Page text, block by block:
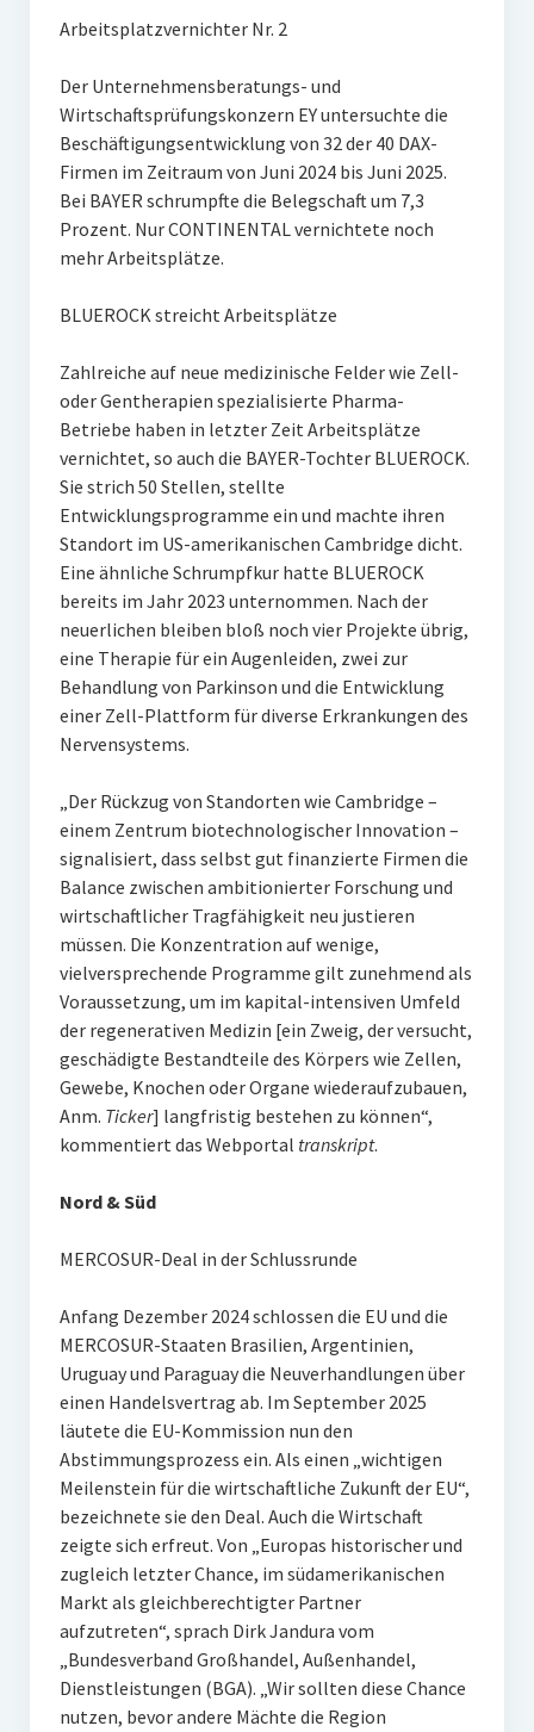
Arbeitsplatzvernichter Nr. 2
Der Unternehmensberatungs- und
Wirtschaftsprüfungskonzern EY untersuchte die
Beschäftigungsentwicklung von 32 der 40 DAX-
Firmen im Zeitraum von Juni 2024 bis Juni 2025.
Bei BAYER schrumpfte die Belegschaft um 7,3
Prozent. Nur CONTINENTAL vernichtete noch
mehr Arbeitsplätze.
BLUEROCK streicht Arbeitsplätze
Zahlreiche auf neue medizinische Felder wie Zell-
oder Gentherapien spezialisierte Pharma-
Betriebe haben in letzter Zeit Arbeitsplätze
vernichtet, so auch die BAYER-Tochter BLUEROCK.
Sie strich 50 Stellen, stellte
Entwicklungsprogramme ein und machte ihren
Standort im US-amerikanischen Cambridge dicht.
Eine ähnliche Schrumpfkur hatte BLUEROCK
bereits im Jahr 2023 unternommen. Nach der
neuerlichen bleiben bloß noch vier Projekte übrig,
eine Therapie für ein Augenleiden, zwei zur
Behandlung von Parkinson und die Entwicklung
einer Zell-Plattform für diverse Erkrankungen des
Nervensystems.
„Der Rückzug von Standorten wie Cambridge –
einem Zentrum biotechnologischer Innovation –
signalisiert, dass selbst gut finanzierte Firmen die
Balance zwischen ambitionierter Forschung und
wirtschaftlicher Tragfähigkeit neu justieren
müssen. Die Konzentration auf wenige,
vielversprechende Programme gilt zunehmend als
Voraussetzung, um im kapital-intensiven Umfeld
der regenerativen Medizin [ein Zweig, der versucht,
geschädigte Bestandteile des Körpers wie Zellen,
Gewebe, Knochen oder Organe wiederaufzubauen,
Anm. Ticker] langfristig bestehen zu können“,
kommentiert das Webportal transkript.
Nord & Süd
MERCOSUR-Deal in der Schlussrunde
Anfang Dezember 2024 schlossen die EU und die
MERCOSUR-Staaten Brasilien, Argentinien,
Uruguay und Paraguay die Neuverhandlungen über
einen Handelsvertrag ab. Im September 2025
läutete die EU-Kommission nun den
Abstimmungsprozess ein. Als einen „wichtigen
Meilenstein für die wirtschaftliche Zukunft der EU“,
bezeichnete sie den Deal. Auch die Wirtschaft
zeigte sich erfreut. Von „Europas historischer und
zugleich letzter Chance, im südamerikanischen
Markt als gleichberechtigter Partner
aufzutreten“, sprach Dirk Jandura vom
„Bundesverband Großhandel, Außenhandel,
Dienstleistungen (BGA). „Wir sollten diese Chance
nutzen, bevor andere Mächte die Region